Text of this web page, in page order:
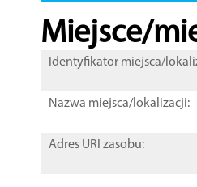
Miejsce/
Identyfikator miejsca/
Nazwa miejsca/lokalizacji:
Adres URI zasobu: